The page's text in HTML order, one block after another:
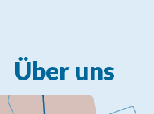
Über uns